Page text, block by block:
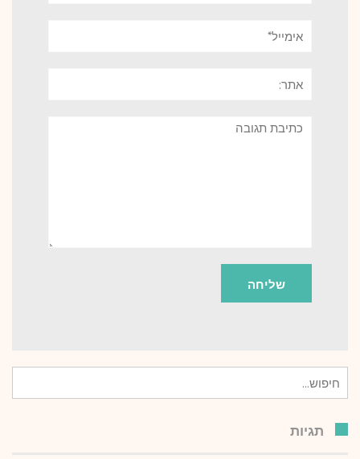
תגובה
עבור:
תגיות